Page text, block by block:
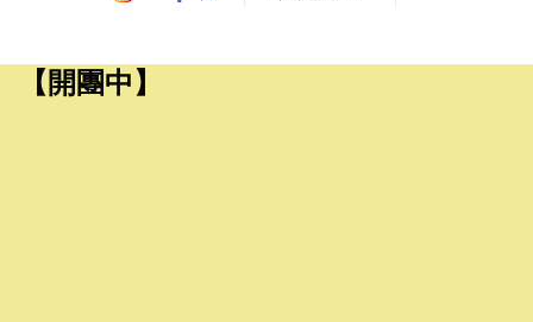
【開團中】